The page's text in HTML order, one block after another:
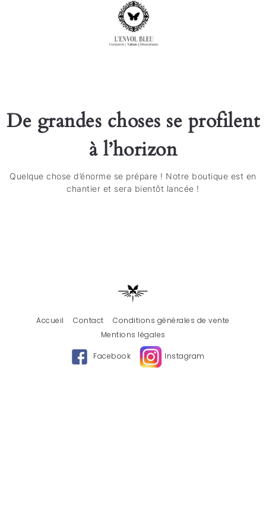
De grandes choses se profilent
à l’horizon
Quelque chose d’énorme se prépare ! Notre boutique est en
chantier et sera bientôt lancée !
Accueil Contact
Conditions générales de vente
Mentions légales
Facebook Instagram